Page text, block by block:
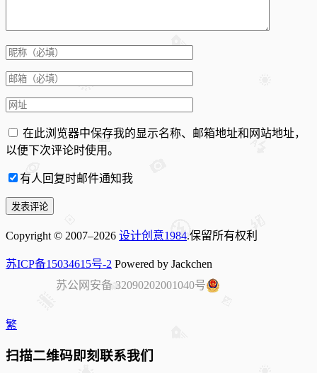
在此浏览器中保存我的显示名称、邮箱地址和网站地址，
以便下次评论时使用。
有人回复时邮件通知我
Copyright © 2007–2026 设计创意1984.保留所有权利
苏ICP备15034615号-2 Powered by Jackchen
苏公网安备 32090202001040号
繁
扫描二维码即刻联系我们